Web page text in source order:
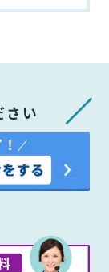
さい